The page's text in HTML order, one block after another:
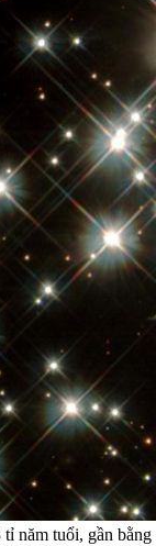
tỉ năm tuổi, gần